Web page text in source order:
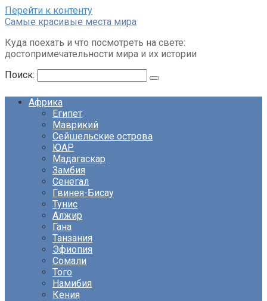
Перейти к контенту
Cамые красивые места мира
Куда поехать и что посмотреть на свете:
достопримечательности мира и их истории
Поиск:
Африка
Египет
Маврикий
Сейшельские острова
ЮАР
Мадагаскар
Замбия
Сенегал
Гвинея-Бисау
Тунис
Алжир
Гана
Танзания
Эфиопия
Сомали
Того
Намибия
Кения